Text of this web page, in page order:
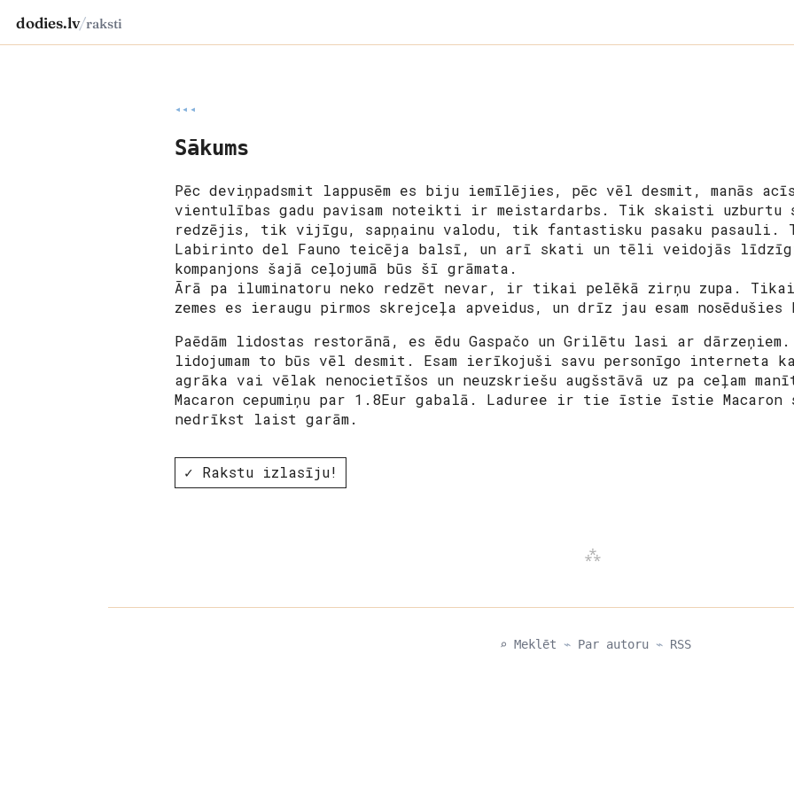
dodies.lv/raksti
◂◂◂
Sākums
Pēc deviņpadsmit lappusēm es biju iemīlējies, pēc vēl desmit, manās
vientulības gadu pavisam noteikti ir meistardarbs. Tik skaisti uzburtu
redzējis, tik vijīgu, sapņainu valodu, tik fantastisku pasaku pasauli.
Labirinto del Fauno teicēja balsī, un arī skati un tēli veidojās
kompanjons šajā ceļojumā būs šī grāmata.
Ārā pa iluminatoru neko redzēt nevar, ir tikai pelēkā zirņu zupa. Tikai
zemes es ieraugu pirmos skrejceļa apveidus, un drīz jau esam
Paēdām lidostas restorānā, es ēdu Gaspačo un Grilētu lasi ar
lidojumam to būs vēl desmit. Esam ierīkojuši savu personīgo interneta
agrāka vai vēlak nenocietīšos un neuzskriešu augšstāvā uz pa ceļam
Macaron cepumiņu par 1.8Eur gabalā. Laduree ir tie īstie īstie
nedrīkst laist garām.
✓ Rakstu izlasīju!
⌕ Meklēt ⌁ Par autoru ⌁ RSS